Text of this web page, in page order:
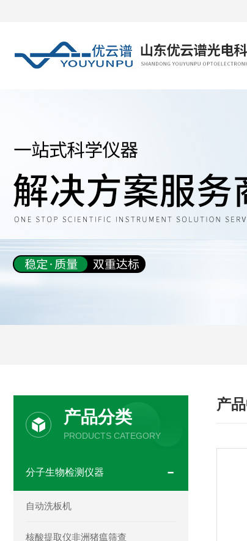
产
产品分类
PRODUCTS CATEGORY
分子生物检测仪器
自动洗板机
核酸提取仪非洲猪瘟筛查